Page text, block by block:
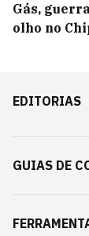
Gás,
olho no
EDITORIAS
GUIAS DE